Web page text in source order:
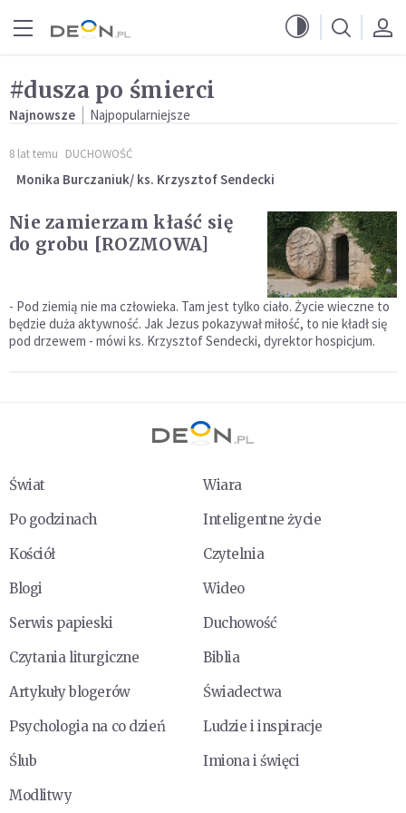
#dusza po śmierci
Najnowsze Najpopularniejsze
8 lat temu DUCHOWOŚĆ
Monika Burczaniuk/ ks. Krzysztof Sendecki
Nie zamierzam kłaść się
do grobu [ROZMOWA]
- Pod ziemią nie ma człowieka. Tam jest tylko ciało. Życie wieczne to
będzie duża aktywność. Jak Jezus pokazywał miłość, to nie kładł się
pod drzewem - mówi ks. Krzysztof Sendecki, dyrektor hospicjum.
Świat
Wiara
Po godzinach
Inteligentne życie
Kościół
Czytelnia
Blogi
Wideo
Serwis papieski
Duchowość
Czytania liturgiczne
Biblia
Artykuły blogerów
Świadectwa
Psychologia na co dzień
Ludzie i inspiracje
Ślub
Imiona i święci
Modlitwy